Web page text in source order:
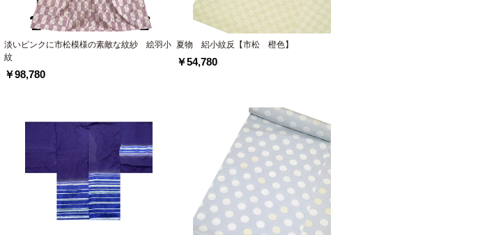
淡いピンクに市松模様の素敵な紋紗 絵羽小
紋
￥98,780
夏物 絽小紋反【市松 橙色】
￥54,780